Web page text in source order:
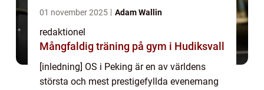
01 november 2025 Adam Wallin
redaktionel
Mångfaldig träning på gym i Hudiksvall
[inledning] OS i Peking är en av världens
största och mest prestigefyllda evenemang